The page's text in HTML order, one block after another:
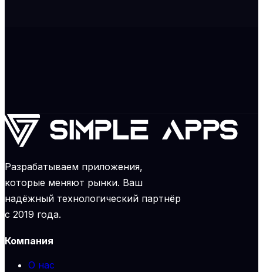
Обсудить проект
На главную
Разрабатываем приложения,
которые меняют рынки. Ваш
надёжный технологический партнёр
с 2019 года.
Компания
О нас